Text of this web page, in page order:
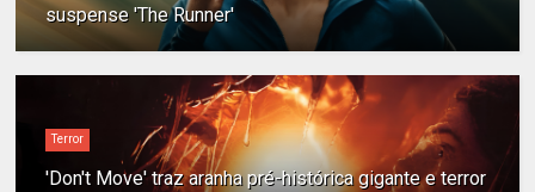
suspense 'The Runner'
Terror
'Don't Move' traz aranha pré-histórica gigante e terror